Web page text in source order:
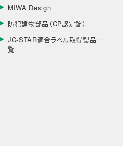
MIWA Design
防犯建物部品（CP認定錠）
JC-STAR適合ラベル取得製品一
覧